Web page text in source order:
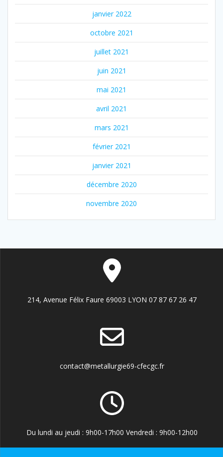
janvier 2022
octobre 2021
juillet 2021
juin 2021
mai 2021
avril 2021
mars 2021
février 2021
janvier 2021
décembre 2020
novembre 2020
214, Avenue Félix Faure 69003 LYON 07 87 67 26 47
contact@metallurgie69-cfecgc.fr
Du lundi au jeudi : 9h00-17h00 Vendredi : 9h00-12h00